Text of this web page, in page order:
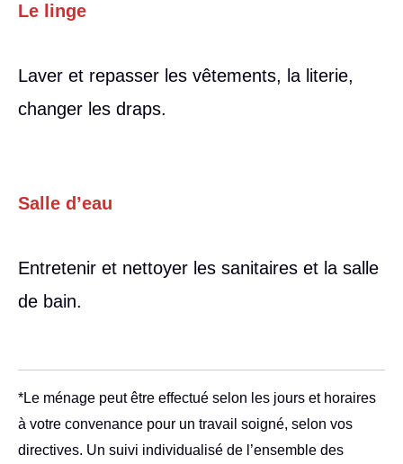
Le linge
Laver et repasser les vêtements, la literie,
changer les draps.
Salle d’eau
Entretenir et nettoyer les sanitaires et la salle
de bain.
*Le ménage peut être effectué selon les jours et horaires
à votre convenance pour un travail soigné, selon vos
directives. Un suivi individualisé de l’ensemble des